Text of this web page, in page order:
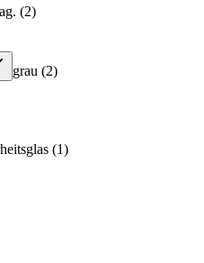
(2)
grau (2)
(1)